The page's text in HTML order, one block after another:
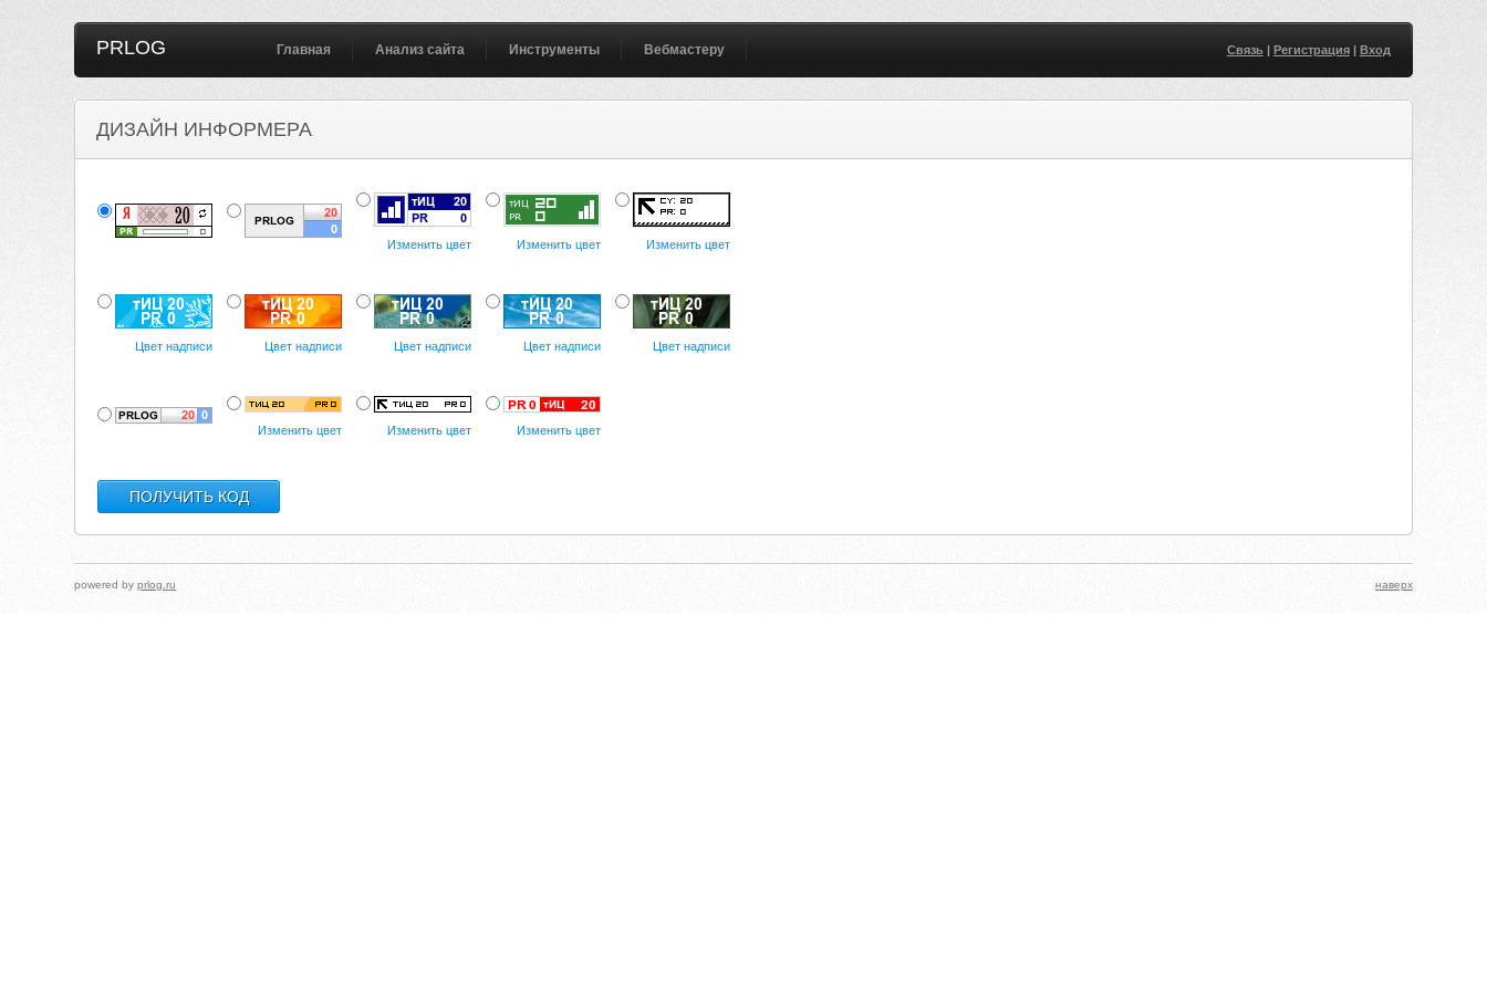
PRLOG Главная Анализ сайта Инструменты Вебмастеру Связь| Регистрация| Вход
ДИЗАЙН ИНФОРМЕРА
Изменить цвет Изменить цвет Изменить цвет
Цвет надписи Цвет надписи Цвет надписи Цвет надписи Цвет надписи
Изменить цвет Изменить цвет Изменить цвет
powered byprlog.ru наверх